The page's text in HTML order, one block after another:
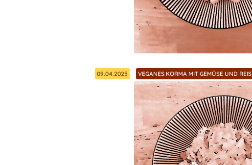
09.04.2025 VEGANES KORMA MIT GEMÜSE UND REIS